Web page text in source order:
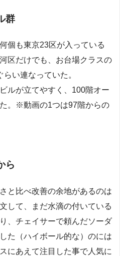
群
個も東京23区が入っている
区だけでも、お台場クラスの
い連なっていた。
ルが立てやすく、100階オー
。※動画の1つは97階からの
ら
と比べ改善の余地があるのは
して、まだ水滴の付いている
、チェイサーで頼んだソーダ
た（ハイボール的な）のには
にあえて注目した事で人気に